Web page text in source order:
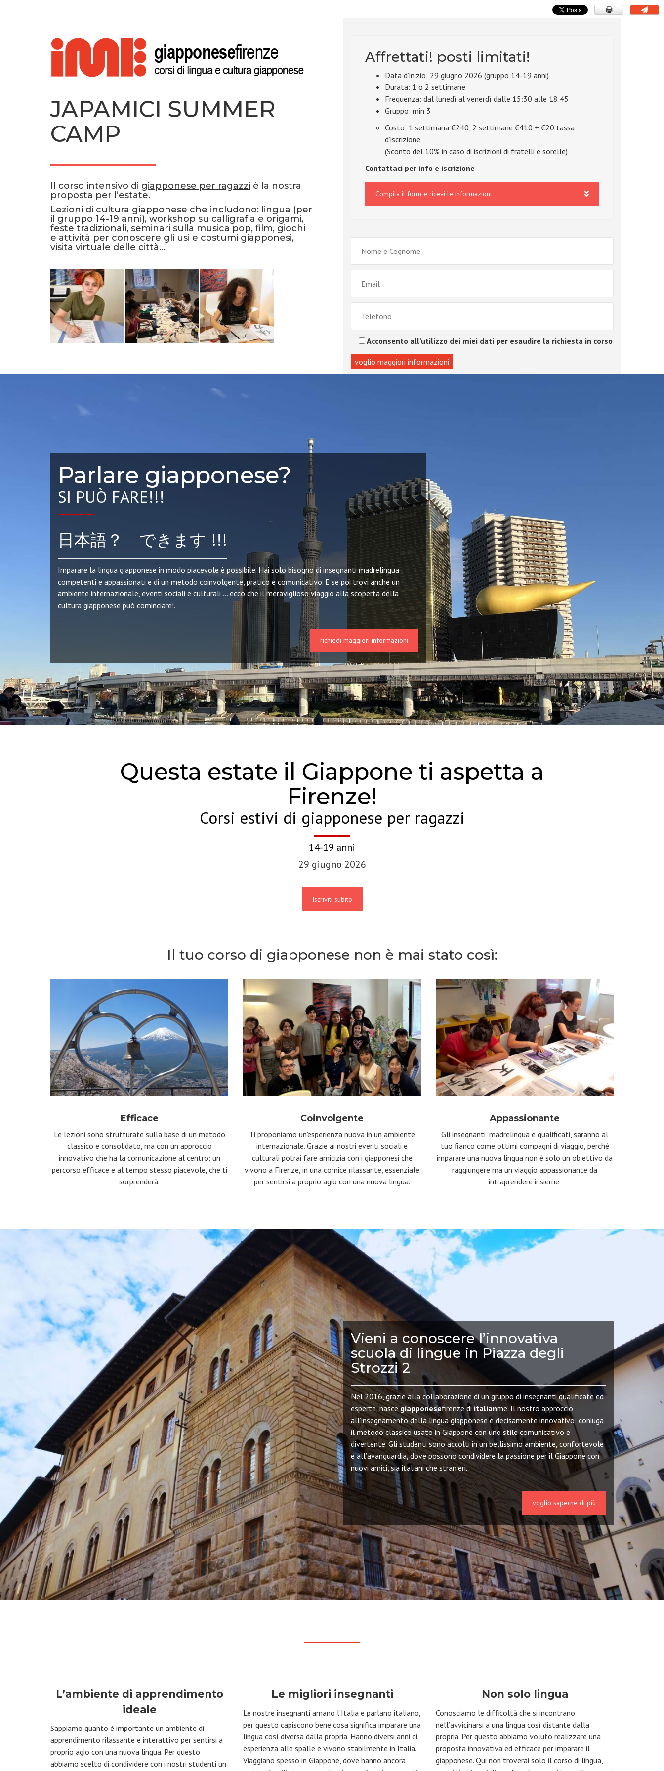
JAPAMICI SUMMER
CAMP
Il corso intensivo di giapponese per ragazzi è la nostra
proposta per l’estate.
Lezioni di cultura giapponese che includono: lingua (per
il gruppo 14-19 anni), workshop su calligrafia e origami,
feste tradizionali, seminari sulla musica pop, film, giochi
e attività per conoscere gli usi e costumi giapponesi,
visita virtuale delle città.…
Affrettati! posti limitati!
Data d’inizio: 29 giugno 2026 (gruppo 14-19 anni)
Durata: 1 o 2 settimane
Frequenza: dal lunedì al venerdì dalle 15:30 alle 18:45
Gruppo: min 3
Costo: 1 settimana €240, 2 settimane €410 + €20 tassa
d’iscrizione
(Sconto del 10% in caso di iscrizioni di fratelli e sorelle)
Contattaci per info e iscrizione
Compila il form e ricevi le informazioni
Acconsento all’utilizzo dei miei dati per esaudire la richiesta in corso
Parlare giapponese?
SI PUÒ FARE!!!
日本語？ できます !!!
Imparare la lingua giapponese in modo piacevole è possibile. Hai solo bisogno di insegnanti madrelingua
competenti e appassionati e di un metodo coinvolgente, pratico e comunicativo. E se poi trovi anche un
ambiente internazionale, eventi sociali e culturali … ecco che il meraviglioso viaggio alla scoperta della
cultura giapponese può cominciare!.
richiedi maggiori informazioni
Questa estate il Giappone ti aspetta a
Firenze!
Corsi estivi di giapponese per ragazzi
14-19 anni
29 giugno 2026
Iscriviti subito
Il tuo corso di giapponese non è mai stato così:
Efficace
Le lezioni sono strutturate sulla base di un metodo
classico e consolidato, ma con un approccio
innovativo che ha la comunicazione al centro: un
percorso efficace e al tempo stesso piacevole, che ti
sorprenderà.
Coinvolgente
Ti proponiamo un’esperienza nuova in un ambiente
internazionale. Grazie ai nostri eventi sociali e
culturali potrai fare amicizia con i giapponesi che
vivono a Firenze, in una cornice rilassante, essenziale
per sentirsi a proprio agio con una nuova lingua.
Appassionante
Gli insegnanti, madrelingua e qualificati, saranno al
tuo fianco come ottimi compagni di viaggio, perché
imparare una nuova lingua non è solo un obiettivo da
raggiungere ma un viaggio appassionante da
intraprendere insieme.
Vieni a conoscere l’innovativa
scuola di lingue in Piazza degli
Strozzi 2
Nel 2016, grazie alla collaborazione di un gruppo di insegnanti qualificate ed
esperte, nascegiapponesefirenze di italianme. Il nostro approccio
all’insegnamento della lingua giapponese è decisamente innovativo: coniuga
il metodo classico usato in Giappone con uno stile comunicativo e
divertente. Gli studenti sono accolti in un bellissimo ambiente, confortevole
e all’avanguardia, dove possono condividere la passione per il Giappone con
nuovi amici, sia italiani che stranieri.
voglio saperne di più
L’ambiente di apprendimento
ideale
Sappiamo quanto è importante un ambiente di
apprendimento rilassante e interattivo per sentirsi a
proprio agio con una nuova lingua. Per questo
abbiamo scelto di condividere con i nostri studenti un
Le migliori insegnanti
Le nostre insegnanti amano l’Italia e parlano italiano,
per questo capiscono bene cosa significa imparare una
lingua così diversa dalla propria. Hanno diversi anni di
esperienza alle spalle e vivono stabilmente in Italia.
Viaggiano spesso in Giappone, dove hanno ancora
Non solo lingua
Conosciamo le difficoltà che si incontrano
nell’avvicinarsi a una lingua così distante dalla
propria. Per questo abbiamo voluto realizzare una
proposta innovativa ed efficace per imparare il
giapponese. Qui non troverai solo il corso di lingua,